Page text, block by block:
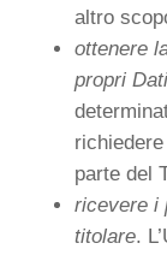
altro
ottenere
propri
parte del
ricevere i
titolare.